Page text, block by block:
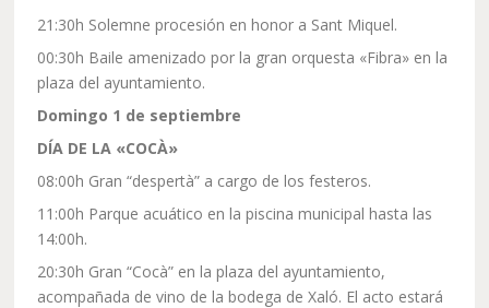
21:30h Solemne procesión en honor a Sant Miquel.
00:30h Baile amenizado por la gran orquesta «Fibra» en la
plaza del ayuntamiento.
Domingo 1 de septiembre
DÍA DE LA «COCÀ»
08:00h Gran “despertà” a cargo de los festeros.
11:00h Parque acuático en la piscina municipal hasta las
14:00h.
20:30h Gran “Cocà” en la plaza del ayuntamiento,
acompañada de vino de la bodega de Xaló. El acto estará